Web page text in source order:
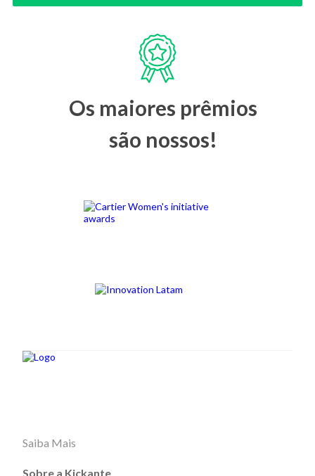
Os maiores prêmios
são nossos!
Saiba Mais
Sobre a Kickante